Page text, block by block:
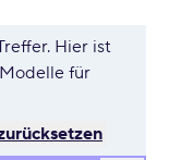
Hier ist
für